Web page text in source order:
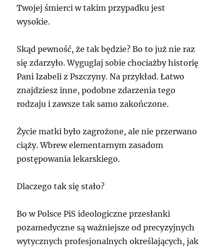
Twojej śmierci w takim przypadku jest
wysokie.
Skąd pewność, że tak będzie? Bo to już nie raz
się zdarzyło. Wyguglaj sobie chociażby historię
Pani Izabeli z Pszczyny. Na przykład. Łatwo
znajdziesz inne, podobne zdarzenia tego
rodzaju i zawsze tak samo zakończone.
Życie matki było zagrożone, ale nie przerwano
ciąży. Wbrew elementarnym zasadom
postępowania lekarskiego.
Dlaczego tak się stało?
Bo w Polsce PiS ideologiczne przesłanki
pozamedyczne są ważniejsze od precyzyjnych
wytycznych profesjonalnych określających, jak